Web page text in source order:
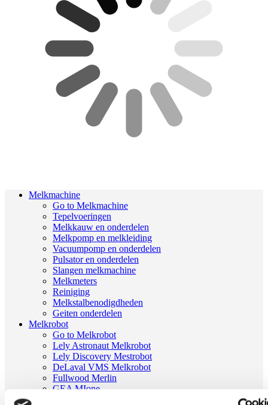
Melkmachine
Go to Melkmachine
Tepelvoeringen
Melkkauw en onderdelen
Melkpomp en melkleiding
Vacuumpomp en onderdelen
Pulsator en onderdelen
Slangen melkmachine
Melkmeters
Reiniging
Melkstalbenodigdheden
Geiten onderdelen
Melkrobot
Go to Melkrobot
Lely Astronaut Melkrobot
Lely Discovery Mestrobot
DeLaval VMS Melkrobot
Fullwood Merlin
GEA MIone
Stal benodigdheden